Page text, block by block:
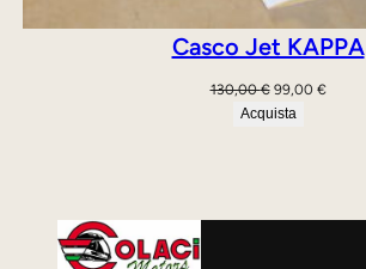
Casco Jet KAPPA
130,00€ Il
prezzo
99,00 €Il
Acquista